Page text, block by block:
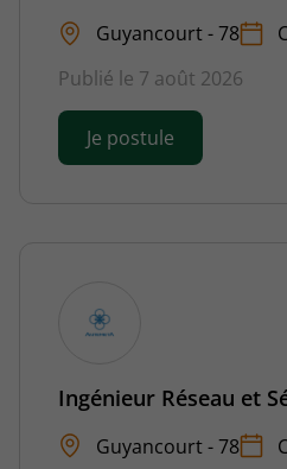
Guyancourt - 78
Publié le 7 août 2026
Je postule
Ingénieur Réseau et
Guyancourt - 78